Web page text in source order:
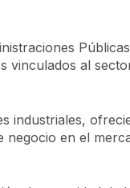
vinculados al
industriales,
negocio en el